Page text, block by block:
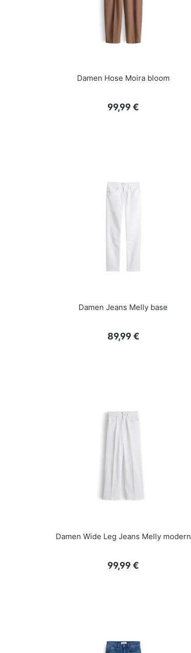
Damen Hose Moira bloom
Regulärer Preis:
99,99 €
Damen Jeans Melly base
Regulärer Preis:
89,99 €
Damen Wide Leg Jeans Melly modern
Regulärer Preis:
99,99 €